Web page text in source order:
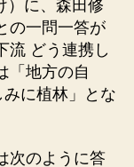
）に、森田修
の一問一答が
流 どう連携し
「地方の自
に植林」とな
次のように答